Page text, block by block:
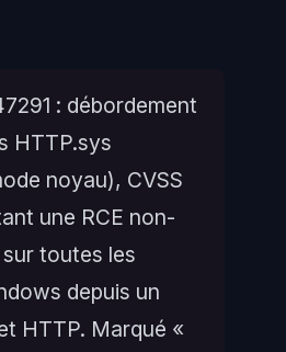
: débordement
HTTP.sys
noyau), CVSS
une RCE non-
toutes les
depuis un
HTTP. Marqué «